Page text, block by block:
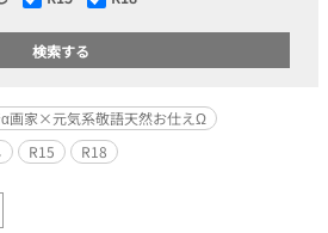
α画家×元気系敬語天然お仕えΩ
R15 R18